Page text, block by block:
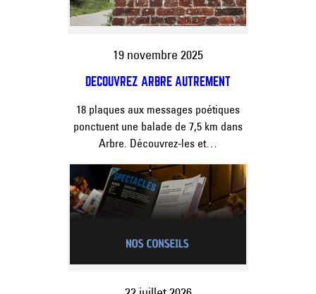
19 novembre 2025
DÉCOUVREZ ARBRE AUTREMENT
18 plaques aux messages poétiques
ponctuent une balade de 7,5 km dans
Arbre. Découvrez-les et…